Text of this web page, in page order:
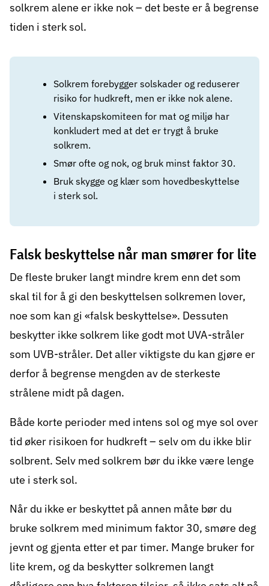
solkrem alene er ikke nok – det beste er å begrense
tiden i sterk sol.
Solkrem forebygger solskader og reduserer
risiko for hudkreft, men er ikke nok alene.
Vitenskapskomiteen for mat og miljø har
konkludert med at det er trygt å bruke
solkrem.
Smør ofte og nok, og bruk minst faktor 30.
Bruk skygge og klær som hovedbeskyttelse
i sterk sol.
Falsk beskyttelse når man smører for lite
De fleste bruker langt mindre krem enn det som
skal til for å gi den beskyttelsen solkremen lover,
noe som kan gi «falsk beskyttelse». Dessuten
beskytter ikke solkrem like godt mot UVA-stråler
som UVB-stråler. Det aller viktigste du kan gjøre er
derfor å begrense mengden av de sterkeste
strålene midt på dagen.
Både korte perioder med intens sol og mye sol over
tid øker risikoen for hudkreft – selv om du ikke blir
solbrent. Selv med solkrem bør du ikke være lenge
ute i sterk sol.
Når du ikke er beskyttet på annen måte bør du
bruke solkrem med minimum faktor 30, smøre deg
jevnt og gjenta etter et par timer. Mange bruker for
lite krem, og da beskytter solkremen langt